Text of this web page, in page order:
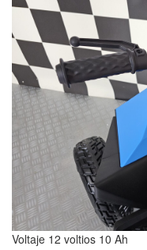
Voltaje 12 voltios 10 Ah